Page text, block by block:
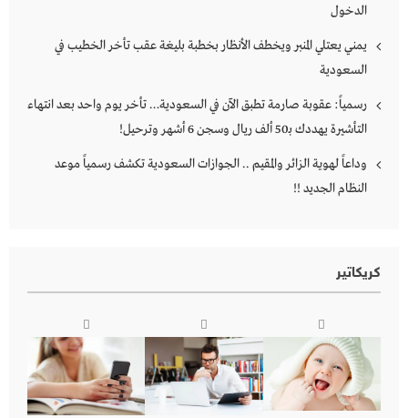
الدخول
يمني يعتلي المنبر ويخطف الأنظار بخطبة بليغة عقب تأخر الخطيب في
السعودية
رسمياً: عقوبة صارمة تطبق الآن في السعودية… تأخر يوم واحد بعد انتهاء
التأشيرة يهددك بـ50 ألف ريال وسجن 6 أشهر وترحيل!
وداعاً لهوية الزائر والمقيم .. الجوازات السعودية تكشف رسمياً موعد
النظام الجديد !!
كريكاتير